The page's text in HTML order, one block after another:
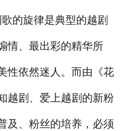
的旋律是典型的越剧
情、最出彩的精华所
性依然迷人。而由《花
越剧、爱上越剧的新粉
、粉丝的培养，必须